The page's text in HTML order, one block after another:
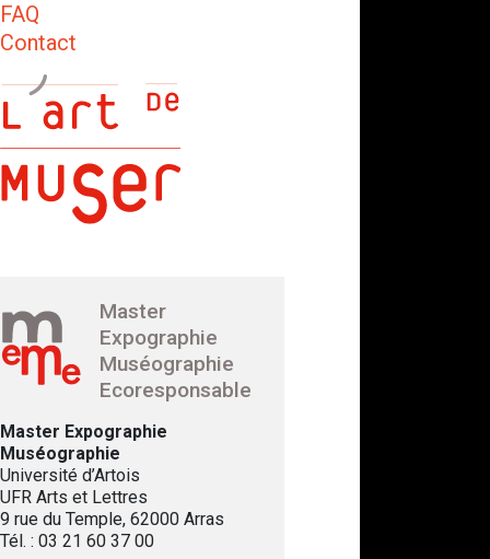
FAQ
Contact
Master
Expographie
Muséographie
Ecoresponsable
Master Expographie
Muséographie
Université d’Artois
UFR Arts et Lettres
9 rue du Temple, 62000 Arras
Tél. : 03 21 60 37 00